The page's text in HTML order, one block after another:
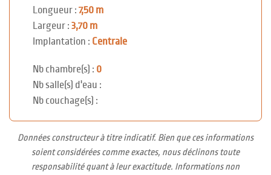
Longueur : 7,50 m
Largeur : 3,70 m
Implantation : Centrale
Nb chambre(s) : 0
Nb salle(s) d'eau :
Nb couchage(s) :
Données constructeur à titre indicatif. Bien que ces informations
soient considérées comme exactes, nous déclinons toute
responsabilité quant à leur exactitude. Informations non